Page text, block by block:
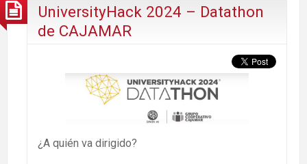
UniversityHack 2024 – Datathon
de CAJAMAR
¿A quién va dirigido?